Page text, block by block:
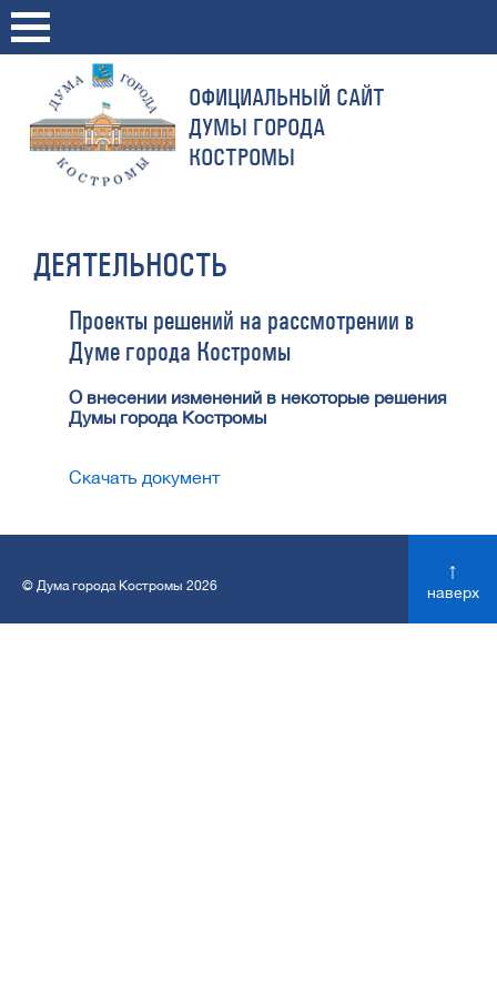
ОФИЦИАЛЬНЫЙ САЙТ
ДУМЫ ГОРОДА
КОСТРОМЫ
ДЕЯТЕЛЬНОСТЬ
Проекты решений на рассмотрении в
Думе города Костромы
О внесении изменений в некоторые решения
Думы города Костромы
Скачать документ
© Дума города Костромы 2026
↑
наверх